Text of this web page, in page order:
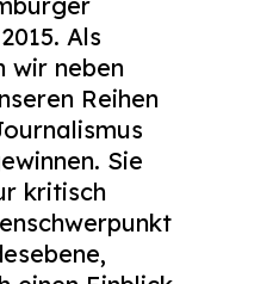
Als
wir neben
Reihen
Sie
kritisch